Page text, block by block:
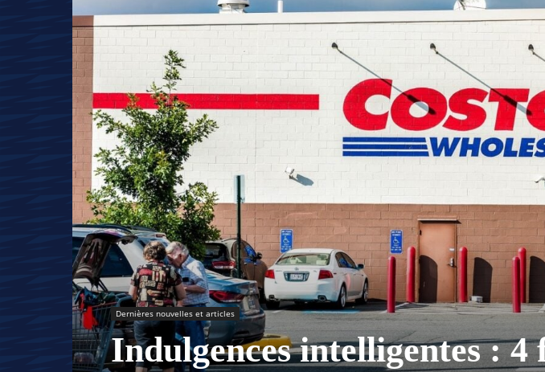
Dernières nouvelles et articles
Indulgences intelligentes : 4